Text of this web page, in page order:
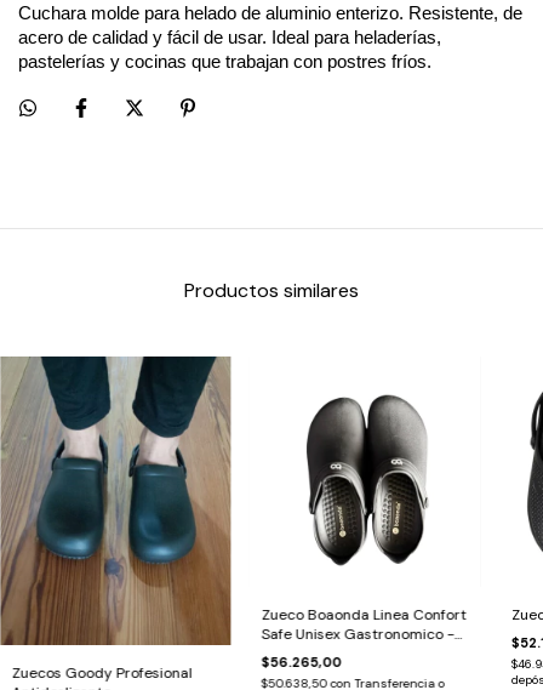
Cuchara molde para helado de aluminio enterizo. Resistente, de
acero de calidad y fácil de usar. Ideal para heladerías,
pastelerías y cocinas que trabajan con postres fríos.
Productos similares
Zuecos Goody Profesional
Zueco Boaonda Linea Confort
Safe Unisex Gastronomico -
Hospitalario
$56.265,00
$50.638,50con Transferencia o